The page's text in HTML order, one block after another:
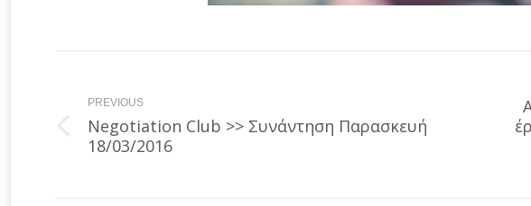
navigation
PREVIOUS
Previous
post:
Negotiation Club >> Συνάντηση Παρασκευή
18/03/2016